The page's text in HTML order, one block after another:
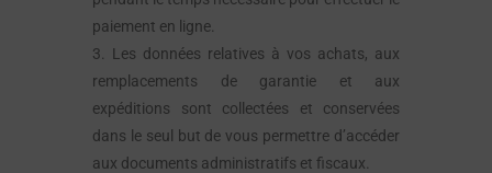
paiement en ligne.
3. Les données relatives à vos achats, aux
remplacements de garantie et aux
expéditions sont collectées et conservées
dans le seul but de vous permettre d’accéder
aux documents administratifs et fiscaux.